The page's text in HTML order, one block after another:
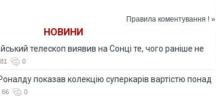
Правила коментування ! »
НОВИНИ
телескоп виявив на Сонці те, чого раніше не
81 0
показав колекцію суперкарів вартістю понад
66 0